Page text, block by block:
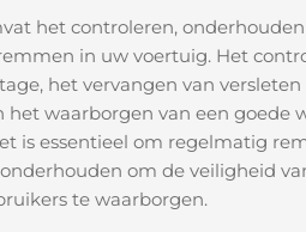
het controleren,
in uw voertuig. Het
het vervangen van
het waarborgen van een goede
is essentieel om regelmatig
om de veiligheid
te waarborgen.